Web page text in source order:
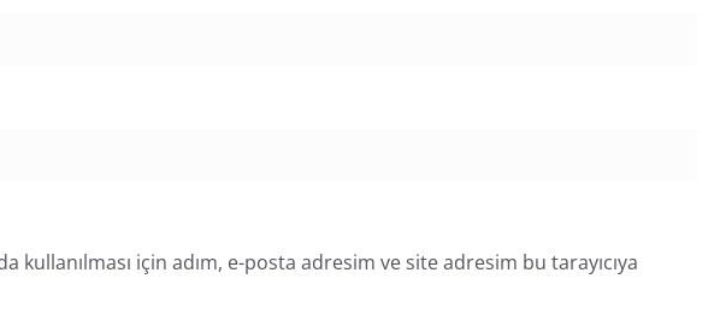
kullanılması için adım, e-posta adresim ve site adresim bu tarayıcıya